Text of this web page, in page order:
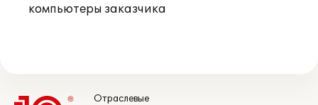
компьютеры заказчика
Отраслевые